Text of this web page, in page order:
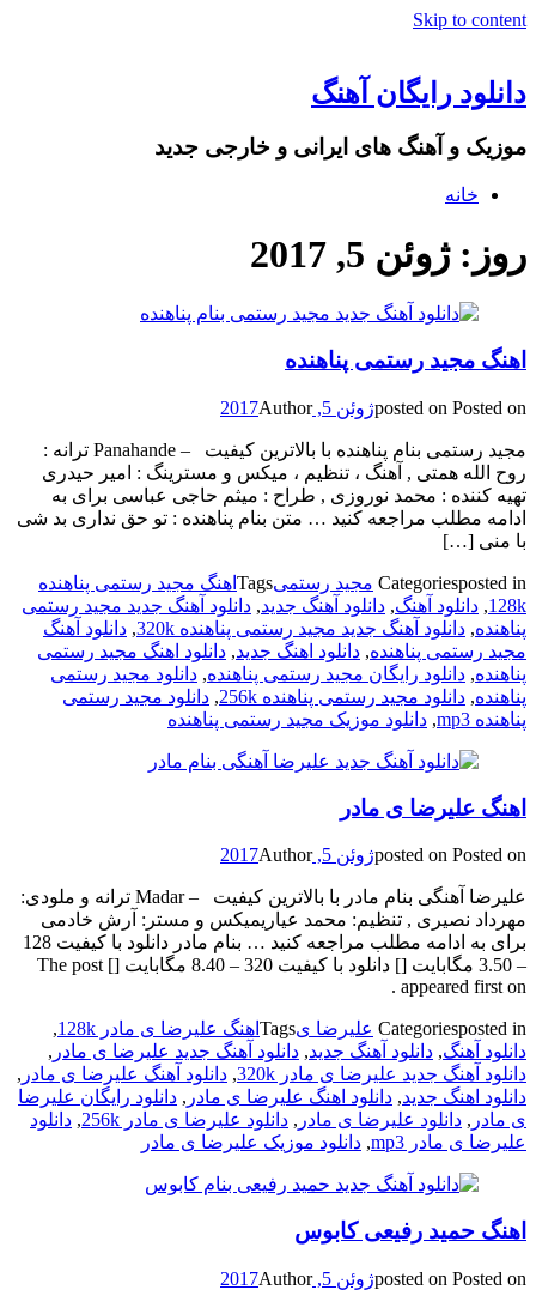
Skip to content
دانلود رایگان آهنگ
موزیک و آهنگ های ایرانی و خارجی جدید
خانه
روز: ژوئن 5, 2017
اهنگ مجید رستمی پناهنده
posted on Posted on ژوئن 5, 2017 Author
مجید رستمی بنام پناهنده با بالاترین کیفیت ​ – Panahande ترانه :
روح الله همتی , آهنگ ، تنظیم ، میکس و مسترینگ : امیر حیدری
تهیه کننده : محمد نوروزی , طراح : میثم حاجی عباسی برای به
ادامه مطلب مراجعه کنید … متن بنام پناهنده : ​تو حق نداری بد شی
با منی […]
Categoriesposted in مجید رستمیTags اهنگ مجید رستمی پناهنده
128k
, دانلود آهنگ, دانلود آهنگ جدید, دانلود آهنگ جدید مجید رستمی
پناهنده, دانلود آهنگ جدید مجید رستمی پناهنده 320k , دانلود آهنگ
مجید رستمی پناهنده, دانلود اهنگ جدید, دانلود اهنگ مجید رستمی
پناهنده, دانلود رایگان مجید رستمی پناهنده, دانلود مجید رستمی
پناهنده, دانلود مجید رستمی پناهنده 256k , دانلود مجید رستمی
پناهنده mp3
, دانلود موزیک مجید رستمی پناهنده
اهنگ علیرضا ی مادر
posted on Posted on ژوئن 5, 2017 Author
علیرضا آهنگی بنام مادر با بالاترین کیفیت – Madar ترانه و ملودی:
مهرداد نصیری , تنظیم: محمد عیاریمیکس و مستر: آرش خادمی
برای به ادامه مطلب مراجعه کنید … بنام مادر دانلود با کیفیت 128
– 3.50 مگابایت [] دانلود با کیفیت 320 – 8.40 مگابایت [] The post
appeared first on .
Categoriesposted in علیرضا یTags اهنگ علیرضا ی مادر 128k
,
دانلود آهنگ, دانلود آهنگ جدید, دانلود آهنگ جدید علیرضا ی مادر ,
دانلود آهنگ جدید علیرضا ی مادر 320k
, دانلود آهنگ علیرضا ی مادر ,
دانلود اهنگ جدید, دانلود اهنگ علیرضا ی مادر , دانلود رایگان علیرضا
ی مادر , دانلود علیرضا ی مادر , دانلود علیرضا ی مادر 256k , دانلود
علیرضا ی مادر mp3
, دانلود موزیک علیرضا ی مادر
اهنگ حمید رفیعی کابوس
posted on Posted on ژوئن 5, 2017 Author